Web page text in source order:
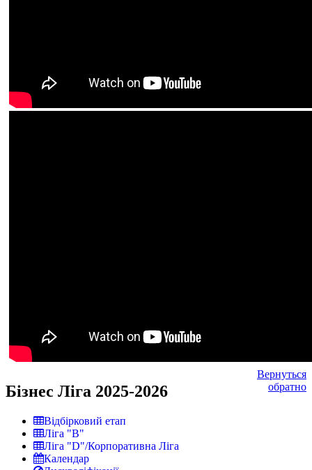
Вернуться
обратно
Бізнес Ліга 2025-2026
Відбірковий етап
Ліга "В"
Ліга "D"/Корпоративна Ліга
Календар